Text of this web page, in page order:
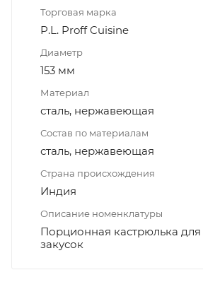
Торговая марка
P.L. Proff Cuisine
Диаметр
153 мм
Материал
сталь, нержавеющая
Состав по материалам
сталь, нержавеющая
Страна происхождения
Индия
Описание номенклатуры
Порционная кастрюлька
закусок